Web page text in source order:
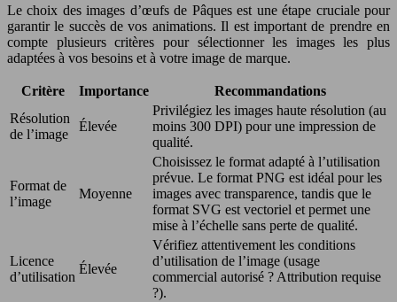
Le choix des images d’œufs de Pâques est une étape cruciale pour
garantir le succès de vos animations. Il est important de prendre en
compte plusieurs critères pour sélectionner les images les plus
adaptées à vos besoins et à votre image de marque.
Critère Importance
Recommandations
Résolution
de l’image
Élevée
Privilégiez les images haute résolution (au
moins 300 DPI) pour une impression de
qualité.
Format de
l’image
Moyenne
Choisissez le format adapté à l’utilisation
prévue. Le format PNG est idéal pour les
images avec transparence, tandis que le
format SVG est vectoriel et permet une
mise à l’échelle sans perte de qualité.
Licence
d’utilisation
Élevée
Vérifiez attentivement les conditions
d’utilisation de l’image (usage
commercial autorisé ? Attribution requise
?).